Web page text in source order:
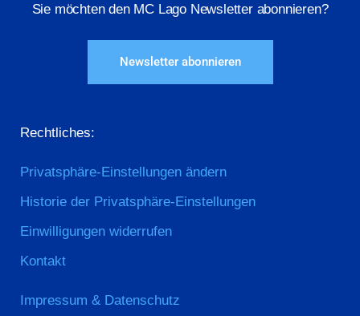
Sie möchten den MC Lago Newsletter abonnieren?
Newsletter abonnieren
Rechtliches:
Privatsphäre-Einstellungen ändern
Historie der Privatsphäre-Einstellungen
Einwilligungen widerrufen
Kontakt
Impressum & Datenschutz